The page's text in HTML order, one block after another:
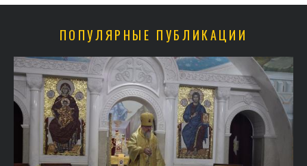
ПОПУЛЯРНЫЕ ПУБЛИКАЦИИ